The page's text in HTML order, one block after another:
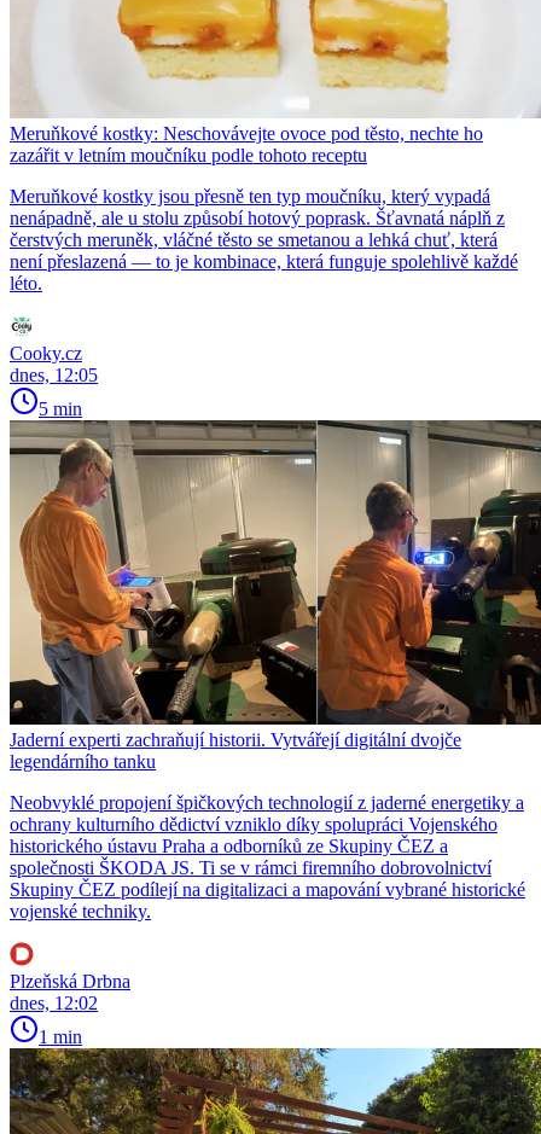
Meruňkové kostky: Neschovávejte ovoce pod těsto, nechte ho
zazářit v letním moučníku podle tohoto receptu
Meruňkové kostky jsou přesně ten typ moučníku, který vypadá
nenápadně, ale u stolu způsobí hotový poprask. Šťavnatá náplň z
čerstvých meruněk, vláčné těsto se smetanou a lehká chuť, která
není přeslazená — to je kombinace, která funguje spolehlivě každé
léto.
Cooky.cz
dnes, 12:05
5 min
Jaderní experti zachraňují historii. Vytvářejí digitální dvojče
legendárního tanku
Neobvyklé propojení špičkových technologií z jaderné energetiky a
ochrany kulturního dědictví vzniklo díky spolupráci Vojenského
historického ústavu Praha a odborníků ze Skupiny ČEZ a
společnosti ŠKODA JS. Ti se v rámci firemního dobrovolnictví
Skupiny ČEZ podílejí na digitalizaci a mapování vybrané historické
vojenské techniky.
Plzeňská Drbna
dnes, 12:02
1 min